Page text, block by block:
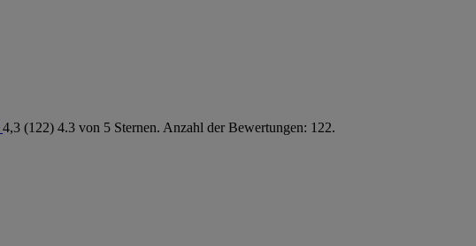
4,3 (122) 4.3 von 5 Sternen. Anzahl der Bewertungen: 122.